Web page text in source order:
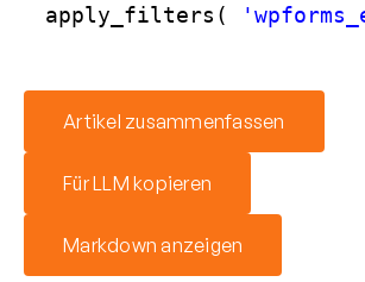
apply_filters(
Artikel zusammenfassen
Für LLM kopieren
Markdown anzeigen